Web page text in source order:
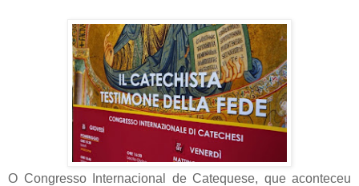
O Congresso Internacional de Catequese, que aconteceu